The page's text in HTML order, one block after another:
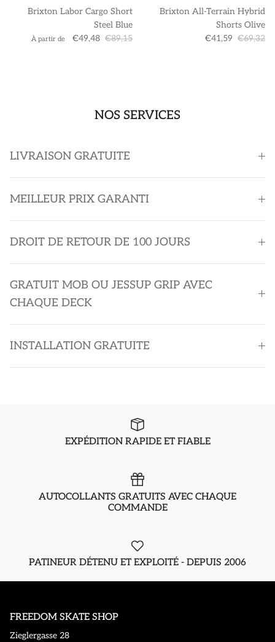
Brixton Labor Cargo Short
Steel Blue
À partir de €49,48 €89,15
Brixton All-Terrain Hybrid
Shorts Olive
€41,59 €69,32
NOS SERVICES
LIVRAISON GRATUITE
MEILLEUR PRIX GARANTI
DROIT DE RETOUR DE 100 JOURS
GRATUIT MOB OU JESSUP GRIP AVEC
CHAQUE DECK
INSTALLATION GRATUITE
EXPÉDITION RAPIDE ET FIABLE
AUTOCOLLANTS GRATUITS AVEC CHAQUE
COMMANDE
PATINEUR DÉTENU ET EXPLOITÉ - DEPUIS 2006
FREEDOM SKATE SHOP
Zieglergasse 28